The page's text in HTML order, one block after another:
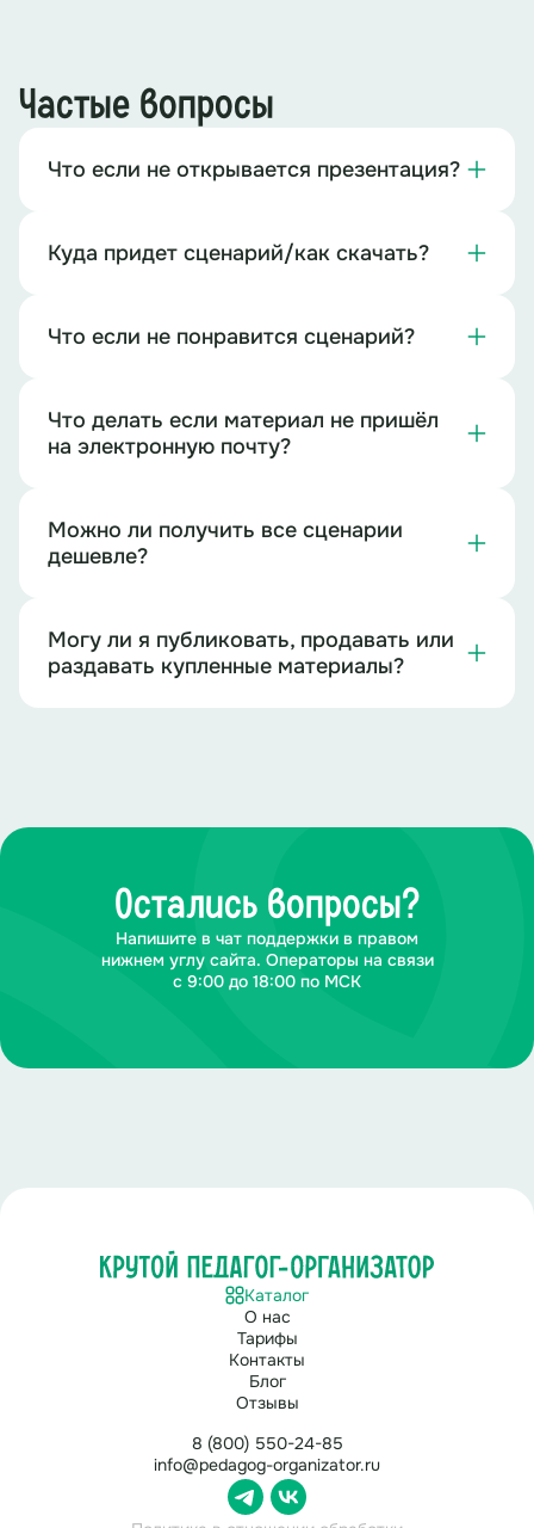
Частые вопросы
Что если не открывается презентация?
Куда придет сценарий/как скачать?
Что если не понравится сценарий?
Что делать если материал не пришёл
на электронную почту?
Можно ли получить все сценарии
дешевле?
Могу ли я публиковать, продавать или
раздавать купленные материалы?
Остались вопросы?
Напишите в чат поддержки в правом
нижнем углу сайта. Операторы на связи
с 9:00 до 18:00 по МСК
Каталог
О нас
Тарифы
Контакты
Блог
Отзывы
8 (800) 550-24-85
info@pedagog-organizator.ru